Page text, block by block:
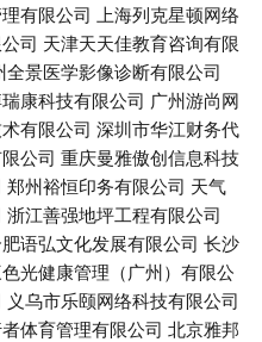
有限公司 上海列克星顿网络
司 天津天天佳教育咨询有限
全景医学影像诊断有限公司
康科技有限公司 广州游尚网
有限公司 深圳市华江财务代
公司 重庆曼雅傲创信息科技
郑州裕恒印务有限公司 天气
浙江善强地坪工程有限公司
语弘文化发展有限公司 长沙
光健康管理（广州）有限公
义乌市乐颐网络科技有限公司
体育管理有限公司 北京雅邦